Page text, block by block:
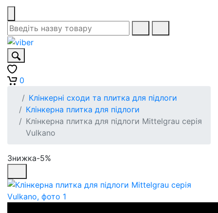
0
Клінкерні сходи та плитка для підлоги
Клінкерна плитка для підлоги
Клінкерна плитка для підлоги Mittelgrau серія
Vulkano
Знижка-5%